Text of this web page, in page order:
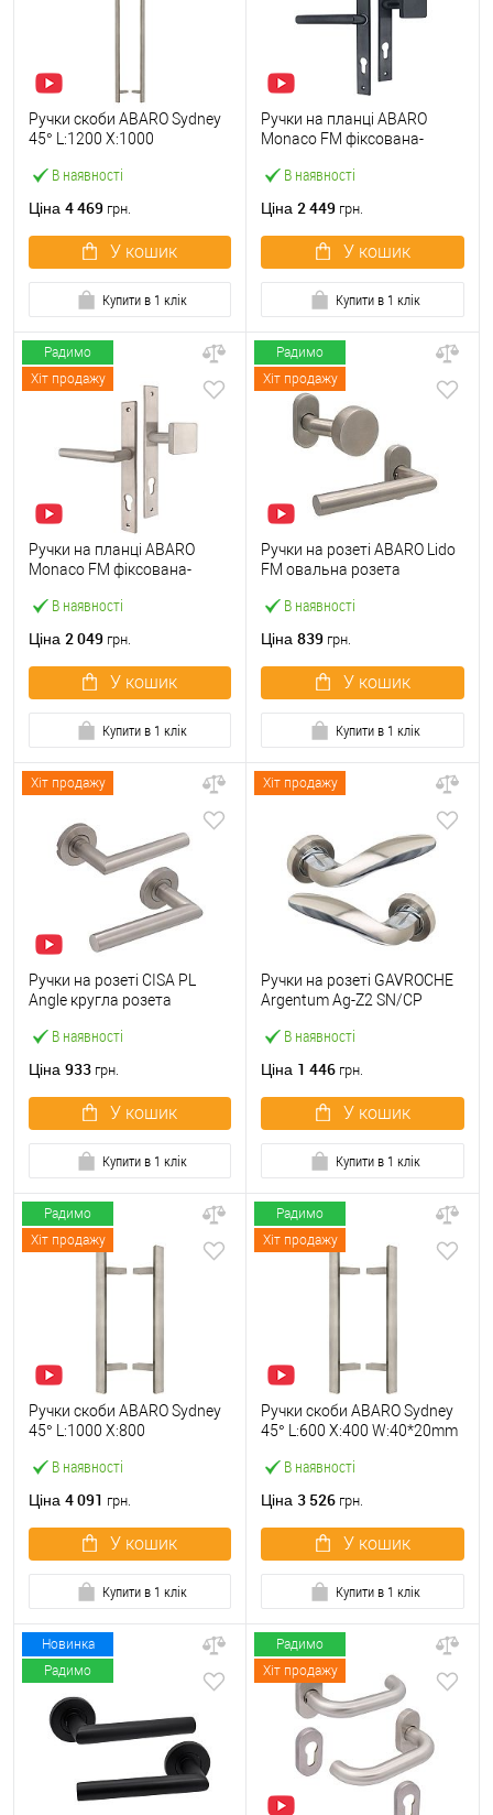
В наявності
Ручки скоби ABARO Sydney
45° L:1200 X:1000
сталь (комплект)
Ціна 4 469 грн.
У кошик
Купити в 1 клік
В наявності
Ручки на планці ABARO
Monaco FM фіксована-
Ціна 2 449 грн.
У кошик
Купити в 1 клік
Радимо
Хіт продажу
В наявності
Ручки на планці ABARO
Monaco FM фіксована-
Ціна 2 049 грн.
У кошик
Купити в 1 клік
Радимо
Хіт продажу
В наявності
Ручки на розеті ABARO Lido
FM овальна розета
нержавіюча сталь
Ціна 839 грн.
У кошик
Купити в 1 клік
Хіт продажу
В наявності
Ручки на розеті CISA PL
Angle кругла розета
Ціна 933 грн.
У кошик
Купити в 1 клік
Хіт продажу
В наявності
Ручки на розеті GAVROCHE
Argentum Ag-Z2 SN/CP
Ціна 1 446 грн.
У кошик
Купити в 1 клік
Радимо
Хіт продажу
В наявності
Ручки скоби ABARO Sydney
45° L:1000 X:800
сталь (комплект)
Ціна 4 091 грн.
У кошик
Купити в 1 клік
Радимо
Хіт продажу
В наявності
Ручки скоби ABARO Sydney
45° L:600 X:400 W:40*20mm
(комплект)
Ціна 3 526 грн.
У кошик
Купити в 1 клік
Новинка
Радимо
Радимо
Хіт продажу